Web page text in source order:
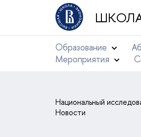
Образование
Мероприятия
Национальный
Новости